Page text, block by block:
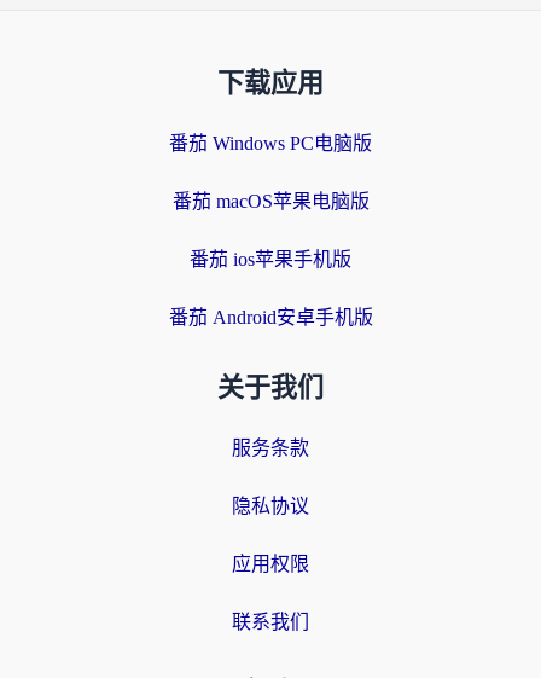
下载应用
番茄 Windows PC电脑版
番茄 macOS苹果电脑版
番茄 ios苹果手机版
番茄 Android安卓手机版
关于我们
服务条款
隐私协议
应用权限
联系我们